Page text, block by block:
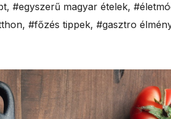
, #egyszerű magyar ételek,
, #főzés tippek, #gasztro